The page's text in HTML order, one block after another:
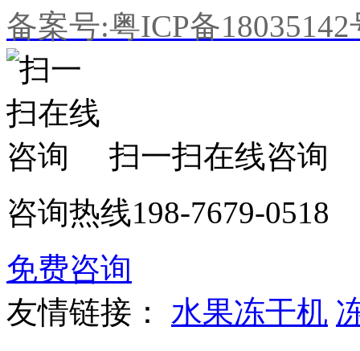
备案号:粤ICP备18035142
扫一扫在线咨询
咨询热线198-7679-0518
免费咨询
友情链接：
水果冻干机